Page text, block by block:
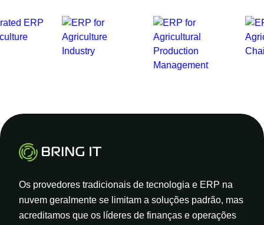
Os provedores tradicionais de tecnologia e ERP na
nuvem geralmente se limitam a soluções padrão, mas
acreditamos que os líderes de finanças e operações